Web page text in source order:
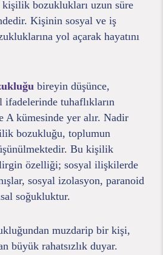
kişilik bozuklukları uzun süre
Kişinin sosyal ve iş
yol açarak hayatını
bireyin düşünce,
ifadelerinde tuhaflıkların
A kümesinde yer alır. Nadir
bozukluğu, toplumun
Bu kişilik
özelliği; sosyal ilişkilerde
sosyal izolasyon, paranoid
soğukluktur.
muzdarip bir kişi,
büyük rahatsızlık duyar.